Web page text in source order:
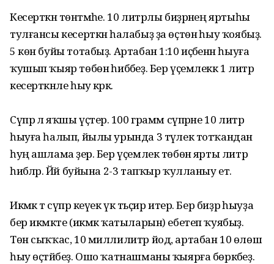
Кесерткән төнәтмәһе. 10 литрлы биҙрәнең яртыһы
тулғансы кесерткән һалабыҙ ҙа өҫтөнә һыу ҡоябыҙ.
5 көн буйы тотабыҙ. Артабан 1:10 иҫәбенән һыуға
ҡушып ҡыяр төбөнә һибәбеҙ. Бер үҫемлеккә 1 литр
кесерткәнле һыу кәрәк.
Сүпрә лә яҡшы үҫтерә. 100 грамм сүпрәне 10 литр
һыуға һалып, йылы урында 3 тәүлек тотҡандан
һуң ашлама әҙер. Бер үҫемлек төбөнә ярты литр
һибәләр. Йәй буйына 2-3 тапҡыр ҡулланыу етә.
Икмәк тә сүпрә кеүек үк тәьҫир итер. Бер биҙрә һыуҙа
бер икмәкте (икмәк ҡатыларын) ебетеп ҡуябыҙ.
Төн сыҡҡас, 10 миллилитр йод, артабан 10 өлөш
һыу өҫтәйбеҙ. Ошо ҡатнашманы ҡыярға бөркәбеҙ.